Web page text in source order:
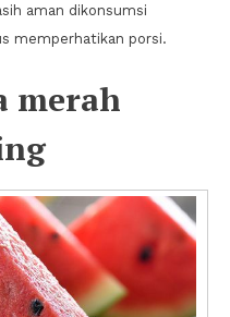
aman dikonsumsi
memperhatikan porsi.
merah